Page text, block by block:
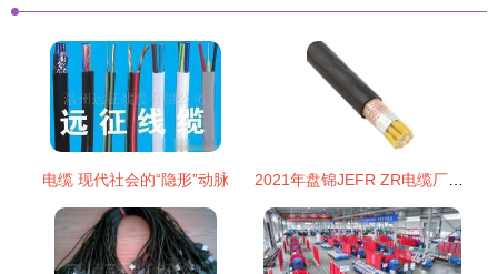
电缆 现代社会的“隐形”动脉